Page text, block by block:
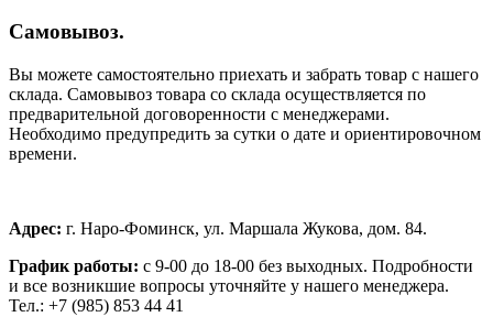
Самовывоз.
Вы можете самостоятельно приехать и забрать товар с нашего
склада. Самовывоз товара со склада осуществляется по
предварительной договоренности с менеджерами.
Необходимо предупредить за сутки о дате и ориентировочном
времени.
Адрес: г. Наро-Фоминск, ул. Маршала Жукова, дом. 84.
График работы: с 9-00 до 18-00 без выходных. Подробности
и все возникшие вопросы уточняйте у нашего менеджера.
Тел.: +7 (985) 853 44 41